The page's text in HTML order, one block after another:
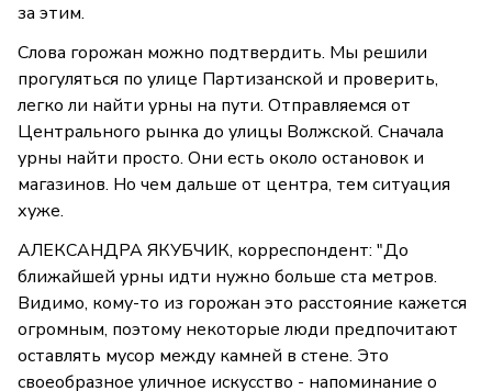
за этим.
Слова горожан можно подтвердить. Мы решили
прогуляться по улице Партизанской и проверить,
легко ли найти урны на пути. Отправляемся от
Центрального рынка до улицы Волжской. Сначала
урны найти просто. Они есть около остановок и
магазинов. Но чем дальше от центра, тем ситуация
хуже.
АЛЕКСАНДРА ЯКУБЧИК, корреспондент: "До
ближайшей урны идти нужно больше ста метров.
Видимо, кому-то из горожан это расстояние кажется
огромным, поэтому некоторые люди предпочитают
оставлять мусор между камней в стене. Это
своеобразное уличное искусство - напоминание о